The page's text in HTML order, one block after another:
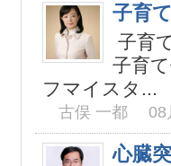
子育
子育
子育
フマイスタ...
古俣 一都 08
心臓